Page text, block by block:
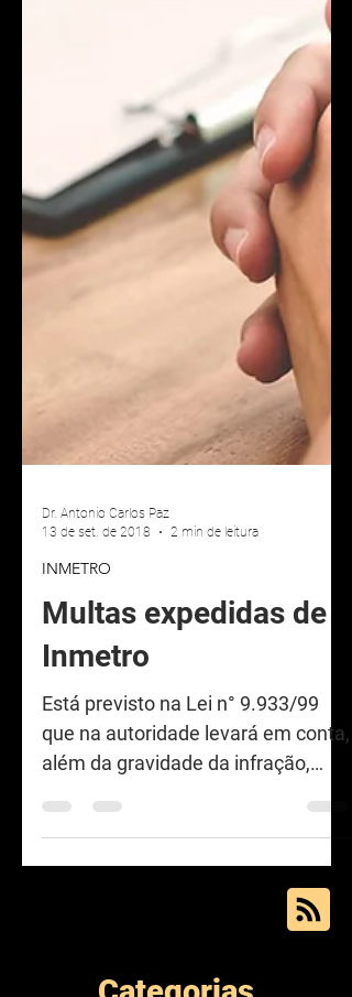
Dr. Antonio Carlos Paz
13 de set. de 2018
2 min de leitura
INMETRO
Multas expedidas de
Inmetro
Está previsto na Lei n° 9.933/99
também a vantagem auferida